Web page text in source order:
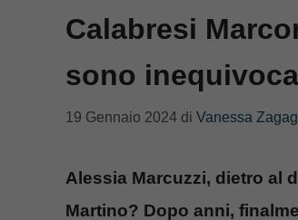
Calabresi
sono
19 Gennaio 2024 di Vanessa
Alessia Marcuzzi, dietro al
Martino? Dopo anni,